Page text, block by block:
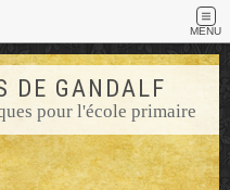
MENU
DE GANDALF
pour l'école primaire